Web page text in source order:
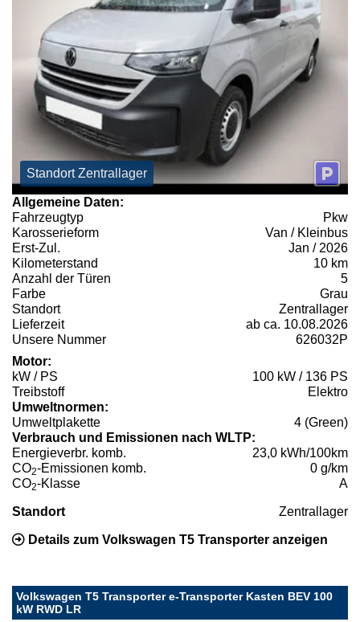
Standort Zentrallager
Allgemeine Daten:
Fahrzeugtyp
Pkw
Karosserieform
Van / Kleinbus
Erst-Zul.
Jan / 2026
Kilometerstand
10 km
Anzahl der Türen
5
Farbe
Grau
Standort
Zentrallager
Lieferzeit
ab ca. 10.08.2026
Unsere Nummer
626032P
Motor:
kW / PS
100 kW / 136 PS
Treibstoff
Elektro
Umweltnormen:
Umweltplakette
4 (Green)
Verbrauch und Emissionen nach WLTP:
Energieverbr. komb.
23,0 kWh/100km
CO2-Emissionen komb.
0 g/km
CO2-Klasse A
Standort Zentrallager
Details zum Volkswagen T5 Transporter anzeigen
Volkswagen T5 Transporter e-Transporter Kasten BEV 100
kW RWD LR